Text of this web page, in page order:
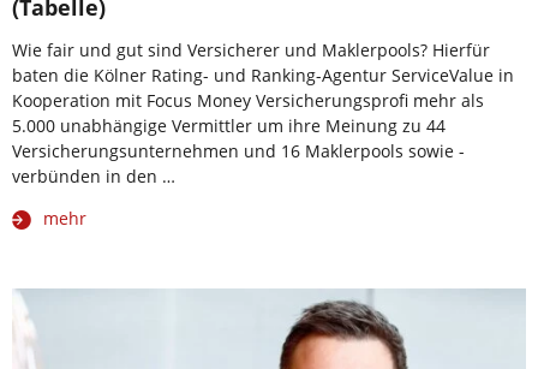
(Tabelle)
Wie fair und gut sind Versicherer und Maklerpools? Hierfür
baten die Kölner Rating- und Ranking-Agentur ServiceValue in
Kooperation mit Focus Money Versicherungsprofi mehr als
5.000 unabhängige Vermittler um ihre Meinung zu 44
Versicherungsunternehmen und 16 Maklerpools sowie -
verbünden in den …
mehr